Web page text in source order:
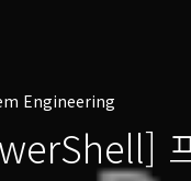
Engineering